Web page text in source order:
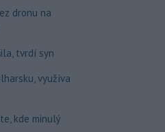
dronu na
tvrdí syn
využíva
kde minulý